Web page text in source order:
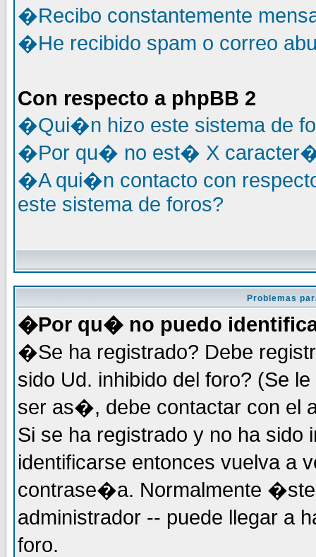
�Recibo constantemente
�He recibido spam o correo
Con respecto a phpBB 2
�Qui�n hizo este sistema de
�Por qu� no est� X
�A qui�n contacto con
este sistema de foros?
Problemas
�Por qu� no puedo
�Se ha registrado? Debe
sido Ud. inhibido del foro? (Se
ser as�, debe contactar con el
Si se ha registrado y no ha
identificarse entonces vuelva a
contrase�a. Normalmente
administrador -- puede llegar a
foro.